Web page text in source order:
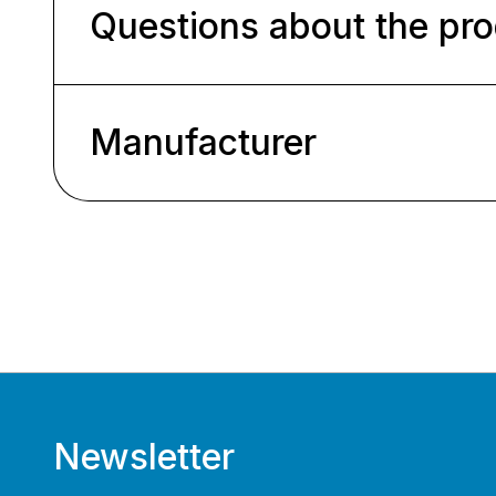
Questions about the
Manufacturer
Newsletter